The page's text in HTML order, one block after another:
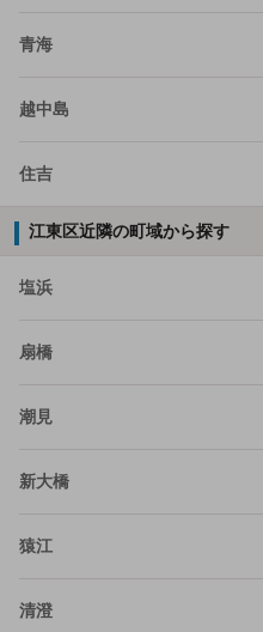
青海
越中島
住吉
江東区近隣の町域から探す
塩浜
扇橋
潮見
新大橋
猿江
清澄